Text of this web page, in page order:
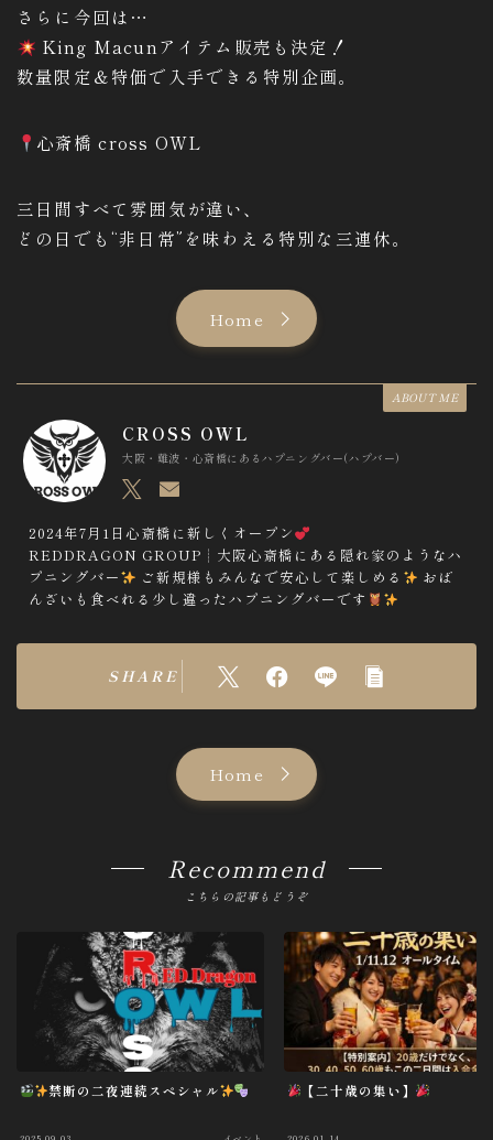
さらに今回は…
King Macunアイテム販売も決定！
数量限定＆特価で入手できる特別企画。
心斎橋 cross OWL
三日間すべて雰囲気が違い、
どの日でも“非日常”を味わえる特別な三連休。
Home
ABOUT ME
CROSS OWL
大阪・難波・心斎橋にあるハプニングバー(ハプバー)
2024年7月1日心斎橋に新しくオープン
REDDRAGON GROUP┊︎大阪心斎橋にある隠れ家のようなハ
プニングバー
ご新規様もみんなで安心して楽しめる
おば
んざいも食べれる少し違ったハプニングバーです
SHARE
Home
Recommend
こちらの記事もどうぞ
禁断の二夜連続スペシャル 【二十歳の集い】